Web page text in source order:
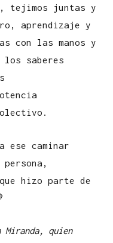
tejimos juntas y
aprendizaje y
con las manos y
saberes
ese caminar
hizo parte de
Miranda, quien